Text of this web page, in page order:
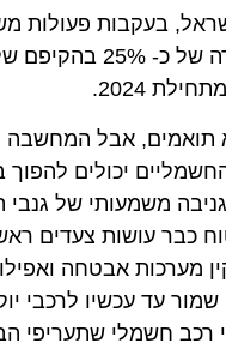
בעקבות פעולות
רבות, חלה ירידה של כ-
2024.
תואמים, אבל המחשבה
יכולים להפוך
משמעותי של
כבר עושות צעדים
מערכות אבטחה
שמור עד עכשיו לרכבי
רכב חשמלי שתעריפי